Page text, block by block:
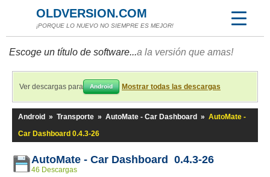
OLDVERSION.COM
¡PORQUE LO NUEVO NO SIEMPRE ES MEJOR!
Escoge un título de software...a la versión que amas!
Ver descargas para Android Mostrar todas las descargas
Android » Transporte » AutoMate - Car Dashboard » AutoMate -
Car Dashboard 0.4.3-26
AutoMate - Car Dashboard 0.4.3-26
46 Descargas